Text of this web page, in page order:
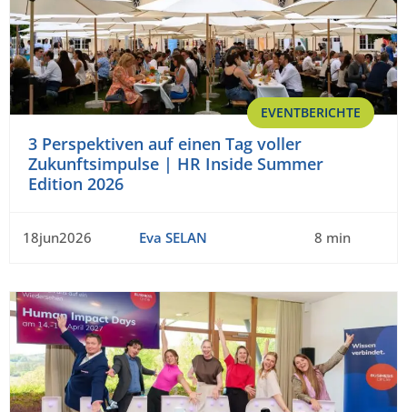
EVENTBERICHTE
3 Perspektiven auf einen Tag voller
Zukunftsimpulse | HR Inside Summer
Edition 2026
18jun2026 Eva SELAN 8 min